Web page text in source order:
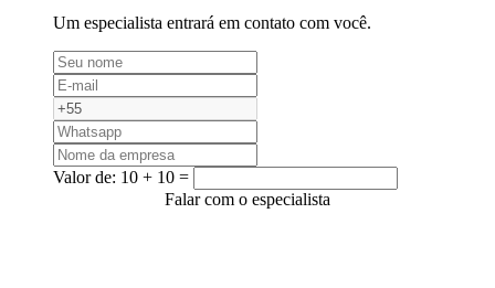
Um especialista entrará em contato com você.
Valor de: 10 + 10 =
Falar com o especialista